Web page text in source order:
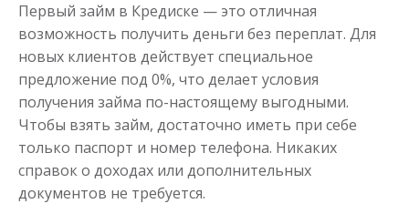
Первый займ в Кредиске — это отличная
возможность получить деньги без переплат. Для
новых клиентов действует специальное
предложение под 0%, что делает условия
получения займа по-настоящему выгодными.
Чтобы взять займ, достаточно иметь при себе
только паспорт и номер телефона. Никаких
справок о доходах или дополнительных
документов не требуется.